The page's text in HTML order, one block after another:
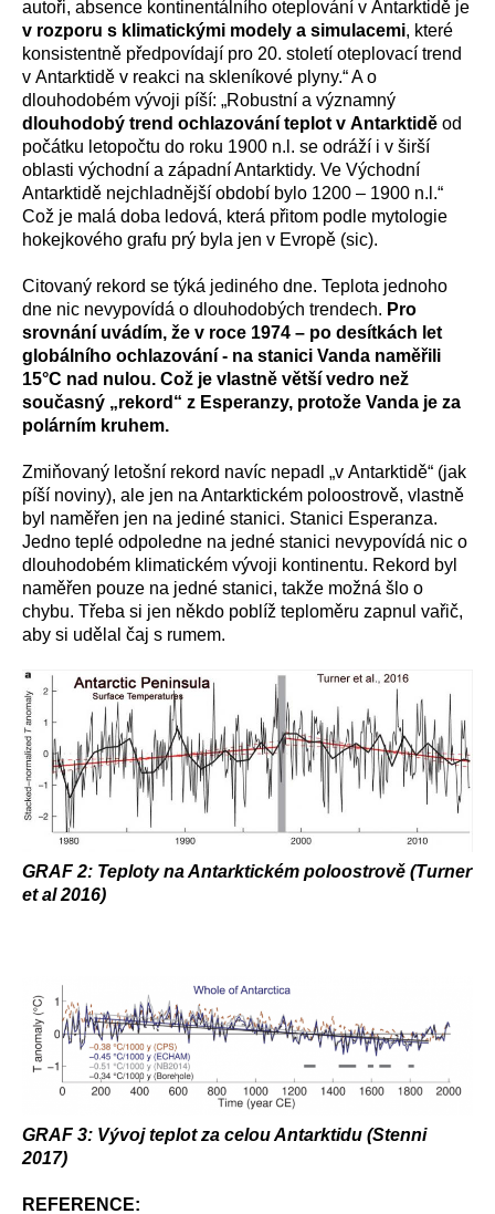
autoři, absence kontinentálního oteplování v Antarktidě je
v rozporu s klimatickými modely a simulacemi, které
konsistentně předpovídají pro 20. století oteplovací trend
v Antarktidě v reakci na skleníkové plyny.“ A o
dlouhodobém vývoji píší: „Robustní a významný
dlouhodobý trend ochlazování teplot v Antarktidě od
počátku letopočtu do roku 1900 n.l. se odráží i v širší
oblasti východní a západní Antarktidy. Ve Východní
Antarktidě nejchladnější období bylo 1200 – 1900 n.l.“
Což je malá doba ledová, která přitom podle mytologie
hokejkového grafu prý byla jen v Evropě (sic).
Citovaný rekord se týká jediného dne. Teplota jednoho
dne nic nevypovídá o dlouhodobých trendech. Pro
srovnání uvádím, že v roce 1974 – po desítkách let
globálního ochlazování - na stanici Vanda naměřili
15°C nad nulou. Což je vlastně větší vedro než
současný „rekord“ z Esperanzy, protože Vanda je za
polárním kruhem.
Zmiňovaný letošní rekord navíc nepadl „v Antarktidě“ (jak
píší noviny), ale jen na Antarktickém poloostrově, vlastně
byl naměřen jen na jediné stanici. Stanici Esperanza.
Jedno teplé odpoledne na jedné stanici nevypovídá nic o
dlouhodobém klimatickém vývoji kontinentu. Rekord byl
naměřen pouze na jedné stanici, takže možná šlo o
chybu. Třeba si jen někdo poblíž teploměru zapnul vařič,
aby si udělal čaj s rumem.
GRAF 2: Teploty na Antarktickém poloostrově (Turner
et al 2016)
GRAF 3: Vývoj teplot za celou Antarktidu (Stenni
2017)
REFERENCE: